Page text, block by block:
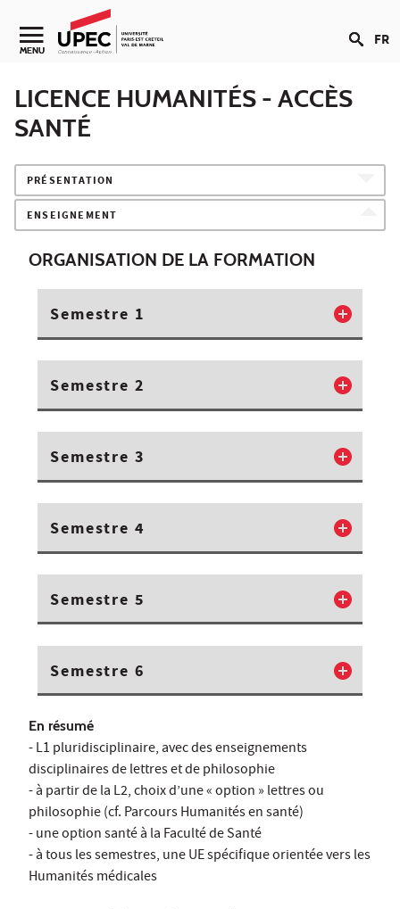
Aller au contenu
Navigation secondaire
MENU FR
LICENCE HUMANITÉS - ACCÈS
SANTÉ
PRÉSENTATION
ENSEIGNEMENT
ORGANISATION DE LA FORMATION
Semestre 1
Semestre 2
Semestre 3
Semestre 4
Semestre 5
Semestre 6
En résumé
- L1 pluridisciplinaire, avec des enseignements
disciplinaires de lettres et de philosophie
- à partir de la L2, choix d’une « option » lettres ou
philosophie (cf. Parcours Humanités en santé)
- une option santé à la Faculté de Santé
- à tous les semestres, une UE spécifique orientée vers les
Humanités médicales